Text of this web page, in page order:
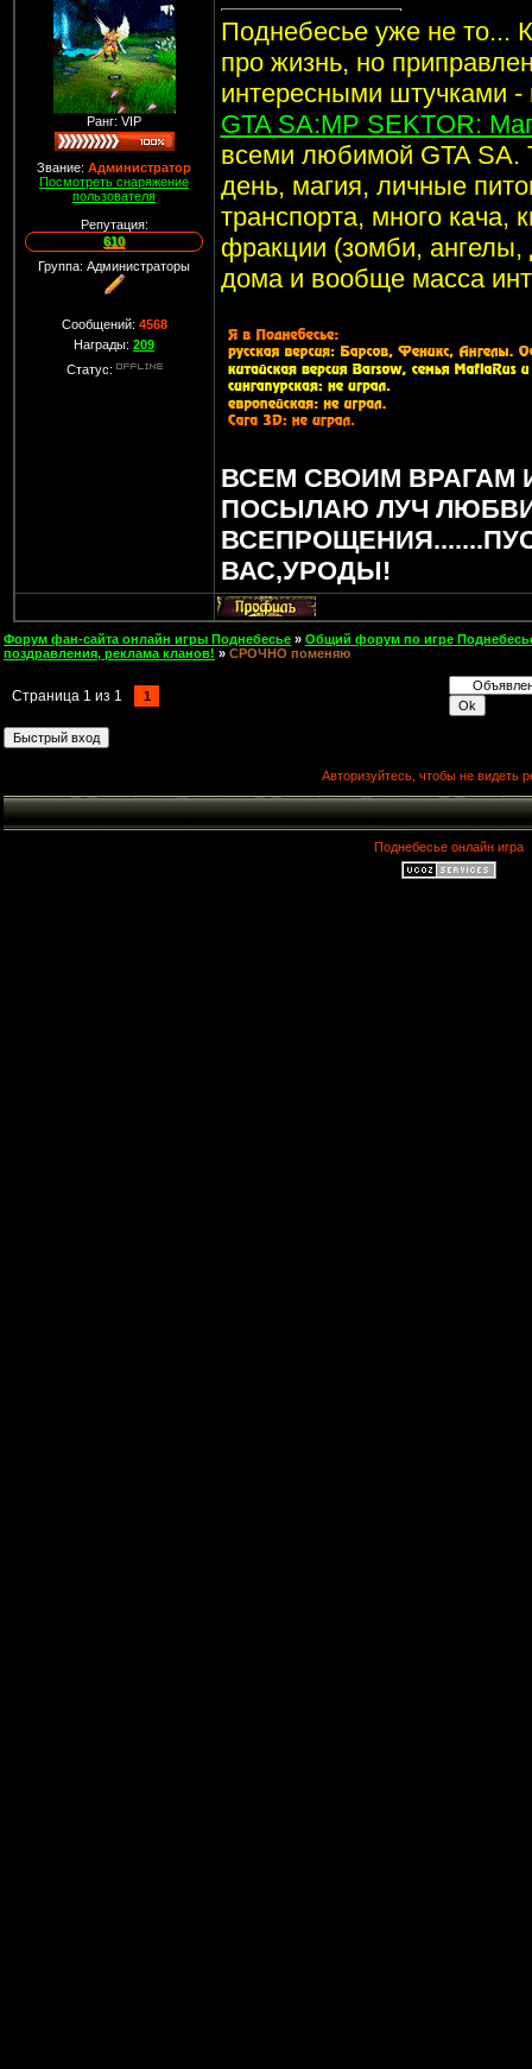
Ранг: VIP
Звание: Администратор
Посмотреть снаряжение
пользователя
Репутация:
610
Группа: Администраторы
Сообщений: 4568
Награды: 209
Статус:
Поднебесье уже не то...
про жизнь, но
интересными штучками
GTA SA:MP SEKTOR:
всеми любимой GTA SA.
день, магия, личные
транспорта, много кача,
фракции (зомби,
дома и вообще масса
ВСЕМ СВОИМ ВРАГАМ
ПОСЫЛАЮ ЛУЧ
ВАС,УРОДЫ!
Форум фан-сайта онлайн игры Поднебесье » Общий форум по игре
поздравления, реклама кланов! » СРОЧНО поменяю
Страница 1 из 1 1
Авторизуйтесь, чтобы не видеть
Поднебесье онлайн игра